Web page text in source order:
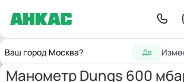
Ваш город Москва? Да
Главнаягорелок
для горелок
Манометр Dungs 600